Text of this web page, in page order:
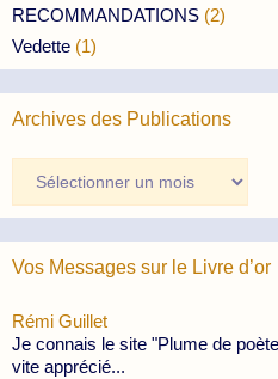
RECOMMANDATIONS (2)
Vedette (1)
Archives des Publications
des
Publications
Vos Messages sur le Livre d’or
Rémi Guillet
Je connais le site "Plume de
vite apprécié...